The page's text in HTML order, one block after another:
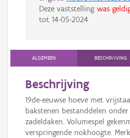
Deze vaststelling was
tot 14-05-2024
ALGEMEEN BESCHRIJVING
Beschrijving
19de-eeuwse hoeve met
bakstenen bestanddelen
zadeldaken. Volumespel
verspringende nokhoogte.